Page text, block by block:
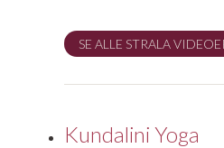
SE ALLE STRALA
Kundalini Yoga